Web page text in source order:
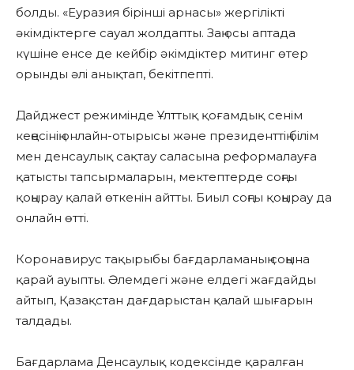
болды. «Еуразия бірінші арнасы» жергілікті
әкімдіктерге сауал жолдапты. Заң осы аптада
күшіне енсе де кейбір әкімдіктер митинг өтер
орынды әлі анықтап, бекітпепті.
Дайджест режимінде Ұлттық қоғамдық сенім
кеңесінің онлайн-отырысы және президенттің білім
мен денсаулық сақтау саласына реформалауға
қатысты тапсырмаларын, мектептерде соңғы
қоңырау қалай өткенін айтты. Биыл соңғы қоңырау да
онлайн өтті.
Коронавирус тақырыбы бағдарламаның соңына
қарай ауыпты. Әлемдегі және елдегі жағдайды
айтып, Қазақстан дағдарыстан қалай шығарын
талдады.
Бағдарлама Денсаулық кодексінде қаралған